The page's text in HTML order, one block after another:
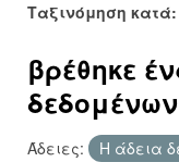
Ταξινόμηση κατά
βρέθηκε
δεδομένων
Άδειες: Η άδεια